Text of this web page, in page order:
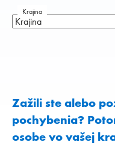
Krajina
Zažili ste alebo
pochybenia?
osobe vo vašej